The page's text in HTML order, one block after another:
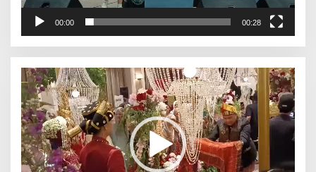
00:00 00:28
Pemutar
Video